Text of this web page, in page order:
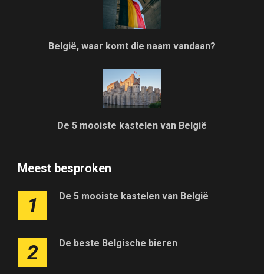
België, waar komt die naam vandaan?
De 5 mooiste kastelen van België
Meest besproken
1 De 5 mooiste kastelen van België
2 De beste Belgische bieren